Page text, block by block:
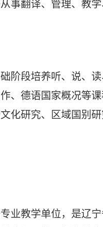
事翻译、管理、教
阶段培养听、说、
、德语国家概况等
化研究、区域国别
业教学单位，是辽